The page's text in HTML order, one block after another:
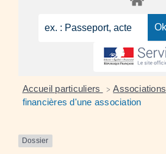
Accueil particuliers > Associations
financières d'une association
Dossier